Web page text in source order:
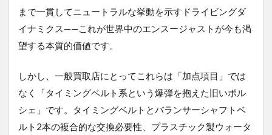
が見
「プ
ラス
のポ
イン
2.2
まで一貫してニュートラルな挙動を示すドライビングダ
イナミクス——これが世界中のエンスージャストが今も渇
望する本質的価値です。
しかし、一般買取店にとってこれらは「加点項目」では
なく「タイミングベルト系という爆弾を抱えた旧いポル
シェ」です。タイミングベルトとバランサーシャフトベ
ルト2本の複合的な交換必要性、プラスチック製ウォータ